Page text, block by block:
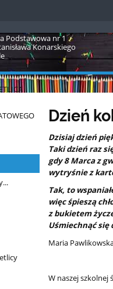
Podstawowa nr 1
Konarskiego
Dzień
Dzisiaj dzień
Taki dzień raz
gdy 8 Marca z
wytryśnie z
Tak, to
więc śpieszą
z bukietem
Uśmiechnąć się
Maria
W naszej szkolnej